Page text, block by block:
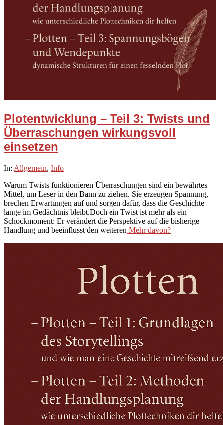
Plotentwicklung – Teil 3: Twists und
Überraschungen wirkungsvoll
einsetzen
2025-
11
In: Allgemein, Info
Warum Twists funktionieren Überraschungen sind ein bewährtes
Mittel, um Leser in den Bann zu ziehen. Sie erzeugen Spannung,
brechen Erwartungen auf und sorgen dafür, dass die Geschichte
lange im Gedächtnis bleibt.Doch ein Twist ist mehr als ein
Schockmoment: Er verändert die Perspektive auf die bisherige
Handlung und beeinflusst den weiteren Mehr davon?